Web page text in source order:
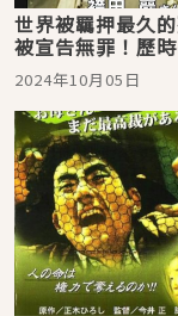
世界被羈押最久
被宣告無罪！歷
年的冤案「袴田事
2024年10月05日